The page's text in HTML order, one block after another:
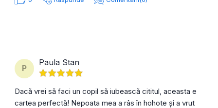
P
Paula Stan
Dacă vrei să faci un copil să iubească cititul, aceasta e
cartea perfectă! Nepoata mea a râs în hohote și a vrut